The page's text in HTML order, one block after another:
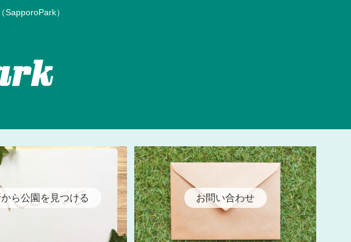
）
ら公園を見つける お問い合わせ